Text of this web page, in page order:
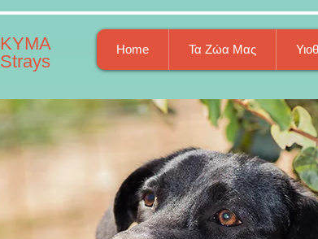
​​ΚΥΜΑ
​Strays
Home Τα Ζώα Μας